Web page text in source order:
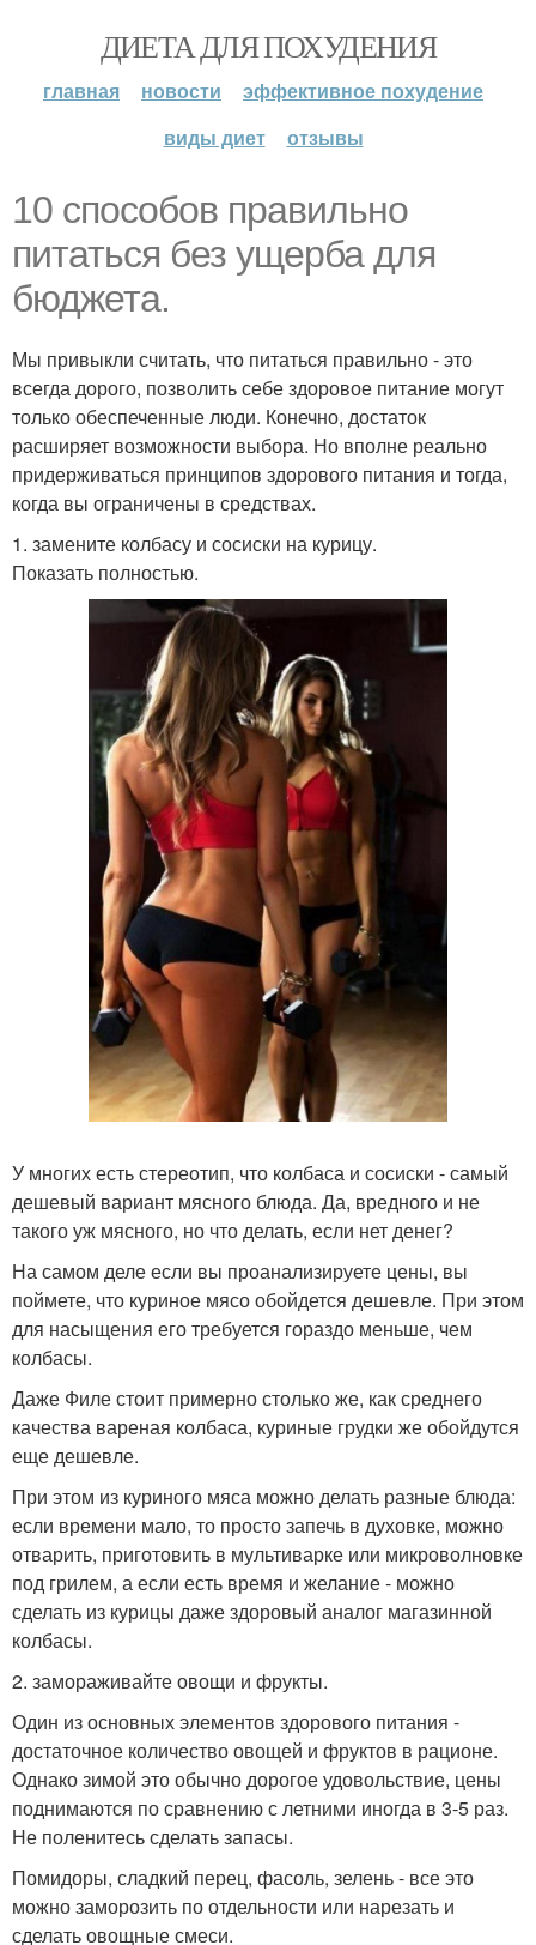
ДИЕТА ДЛЯ ПОХУДЕНИЯ
главная новости
эффективное похудение
виды диет
отзывы
10 способов правильно
питаться без ущерба для
бюджета.
Мы привыкли считать, что питаться правильно - это
всегда дорого, позволить себе здоровое питание могут
только обеспеченные люди. Конечно, достаток
расширяет возможности выбора. Но вполне реально
придерживаться принципов здорового питания и тогда,
когда вы ограничены в средствах.
1. замените колбасу и сосиски на курицу.
Показать полностью.
У многих есть стереотип, что колбаса и сосиски - самый
дешевый вариант мясного блюда. Да, вредного и не
такого уж мясного, но что делать, если нет денег?
На самом деле если вы проанализируете цены, вы
поймете, что куриное мясо обойдется дешевле. При этом
для насыщения его требуется гораздо меньше, чем
колбасы.
Даже Филе стоит примерно столько же, как среднего
качества вареная колбаса, куриные грудки же обойдутся
еще дешевле.
При этом из куриного мяса можно делать разные блюда:
если времени мало, то просто запечь в духовке, можно
отварить, приготовить в мультиварке или микроволновке
под грилем, а если есть время и желание - можно
сделать из курицы даже здоровый аналог магазинной
колбасы.
2. замораживайте овощи и фрукты.
Один из основных элементов здорового питания -
достаточное количество овощей и фруктов в рационе.
Однако зимой это обычно дорогое удовольствие, цены
поднимаются по сравнению с летними иногда в 3-5 раз.
Не поленитесь сделать запасы.
Помидоры, сладкий перец, фасоль, зелень - все это
можно заморозить по отдельности или нарезать и
сделать овощные смеси.